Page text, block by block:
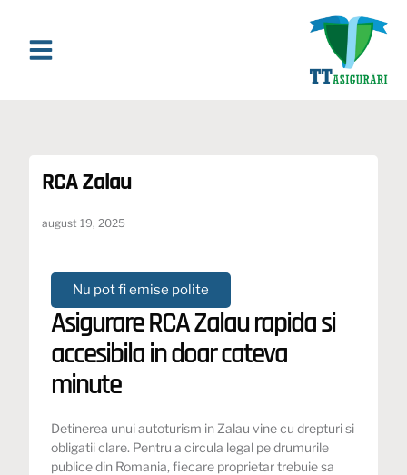
RCA Zalau
august 19, 2025
Nu pot fi emise polite
Asigurare RCA Zalau rapida si
accesibila in doar cateva
minute
Detinerea unui autoturism in Zalau vine cu drepturi si
obligatii clare. Pentru a circula legal pe drumurile
publice din Romania, fiecare proprietar trebuie sa